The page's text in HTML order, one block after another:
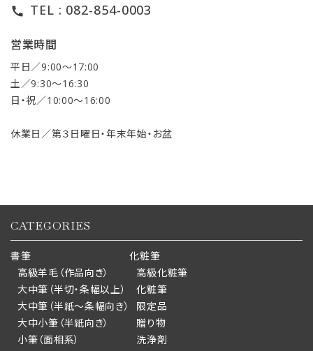
call TEL : 082-854-0003
営業時間
平日／9:00〜17:00
土／9:30〜16:30
日・祝／10:00〜16:00
休業日／第３日曜日・年末年始・お盆
CATEGORIES
書筆
高級羊毛（作品向き）
大中筆（半切・条幅以上）
大中筆（半紙～条幅向き）
大中小筆（半紙向き）
小筆（面相系）
化粧筆
高級化粧筆
化粧筆
限定品
贈り物
洗浄剤